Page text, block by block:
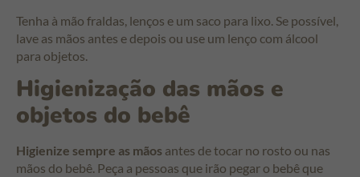
Tenha à mão fraldas, lenços e um saco para lixo. Se possível,
lave as mãos antes e depois ou use um lenço com álcool
para objetos.
Higienização das mãos e
objetos do bebê
Higienize sempre as mãos antes de tocar no rosto ou nas
mãos do bebê. Peça a pessoas que irão pegar o bebê que